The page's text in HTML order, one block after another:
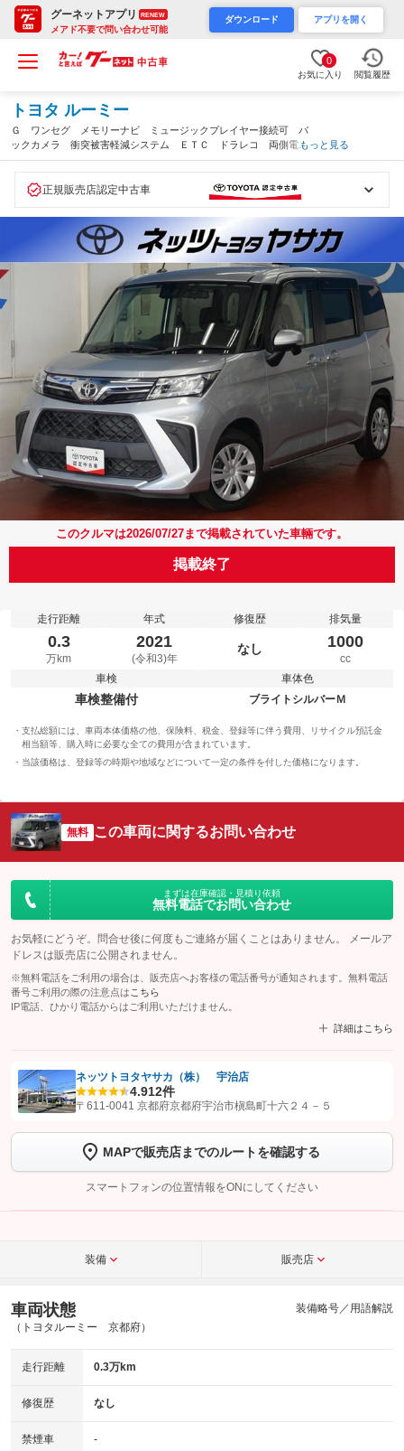
グーネットアプリ RENEW
メアド不要で問い合わせ可能
ダウンロード アプリを開く
0
お気に入り 閲覧履歴
トヨタ ルーミー
Ｇ ワンセグ メモリーナビ ミュージックプレイヤー接続可 バ
ックカメラ 衝突被害軽減システム ＥＴＣ ドラレコ 両側電動
スライド ＬＥＤヘッドランプ ウオークスルー ワンオーナー
もっと見る
正規販売店認定中古車
このクルマは2026/07/27まで掲載されていた車輛です。
掲載終了
走行距離
0.3
万km
年式
2021
(令和3)年
修復歴
なし
排気量
1000
cc
車検
車検整備付
車体色
ブライトシルバーＭ
支払総額には、車両本体価格の他、保険料、税金、登録等に伴う費用、リサイクル預託金
相当額等、購入時に必要な全ての費用が含まれています。
当該価格は、登録等の時期や地域などについて一定の条件を付した価格になります。
無料 この車両に関するお問い合わせ
まずは在庫確認・見積り依頼
無料電話でお問い合わせ
お気軽にどうぞ。問合せ後に何度もご連絡が届くことはありません。 メールア
ドレスは販売店に公開されません。
※無料電話をご利用の場合は、販売店へお客様の電話番号が通知されます。無料電話
番号ご利用の際の注意点は こちら
IP電話、ひかり電話からはご利用いただけません。
詳細はこちら
【STEP1】認証画面でグーネットを友だち追加してから「許可する」ボタンを押
トーク画面で
ボタンをタップして問い合わせを
完了してください。
こちら
ネッツトヨタヤサカ（株） 宇治店
4.912件
〒611-0041 京都府京都府宇治市槇島町十六２４－５
MAPで販売店までのルートを確認する
スマートフォンの位置情報をONにしてください
装備 販売店
車両状態
（トヨタルーミー 京都府）
装備略号／用語解説
走行距離 0.3万km
修復歴 なし
禁煙車 -